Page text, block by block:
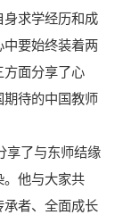
求学经历和成
中要始终装着两
方面分享了心
待的中国教师
享了与东师结缘
。他与大家共
者、全面成长